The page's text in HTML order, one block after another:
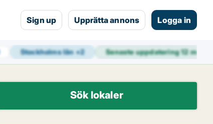
Sign up Upprätta annons Logga in
Stockholms län+2 Senaste uppdatering12 min
Sök lokaler